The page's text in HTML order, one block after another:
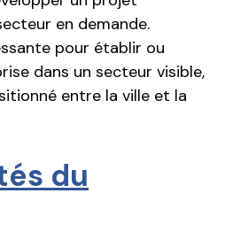
en demande.
pour établir ou
dans un secteur visible,
entre la ville et la
du